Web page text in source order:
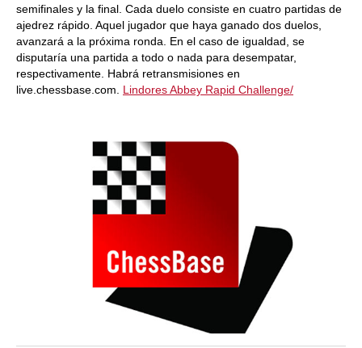
semifinales y la final. Cada duelo consiste en cuatro partidas de
ajedrez rápido. Aquel jugador que haya ganado dos duelos,
avanzará a la próxima ronda. En el caso de igualdad, se
disputaría una partida a todo o nada para desempatar,
respectivamente. Habrá retransmisiones en
live.chessbase.com. Lindores Abbey Rapid Challenge/